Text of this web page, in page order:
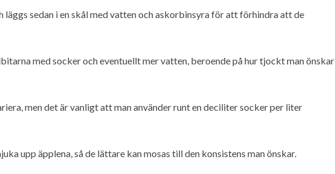
läggs sedan i en skål med vatten och askorbinsyra för att förhindra att de
med socker och eventuellt mer vatten, beroende på hur tjockt man önskar
men det är vanligt att man använder runt en deciliter socker per liter
upp äpplena, så de lättare kan mosas till den konsistens man önskar.